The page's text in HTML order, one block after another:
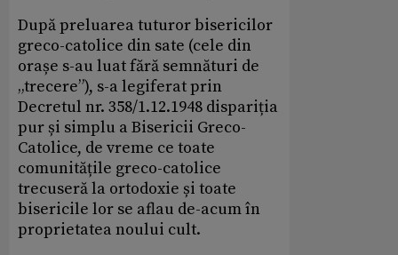
După preluarea tuturor bisericilor
greco-catolice din sate (cele din
orașe s-au luat fără semnături de
„trecere”), s-a legiferat prin
Decretul nr. 358/1.12.1948 dispariția
pur și simplu a Bisericii Greco-
Catolice, de vreme ce toate
comunitățile greco-catolice
trecuseră la ortodoxie și toate
bisericile lor se aflau de-acum în
proprietatea noului cult.